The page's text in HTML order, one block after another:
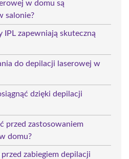
w domu są
salonie?
zapewniają skuteczną
do depilacji laserowej w
dzięki depilacji
przed zastosowaniem
domu?
zabiegiem depilacji